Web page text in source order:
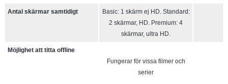
Antal skärmar samtidigt
Möjlighet att titta offline
Antal skärmar samtidigt
Möjlighet att titta offline
Basic: 1 skärm ej HD. Standard:
2 skärmar, HD. Premium: 4
skärmar, ultra HD.
Fungerar för vissa filmer och
serier